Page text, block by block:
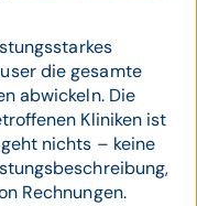
die gesamte
abwickeln. Die
Kliniken ist
nichts – keine
Rechnungen.